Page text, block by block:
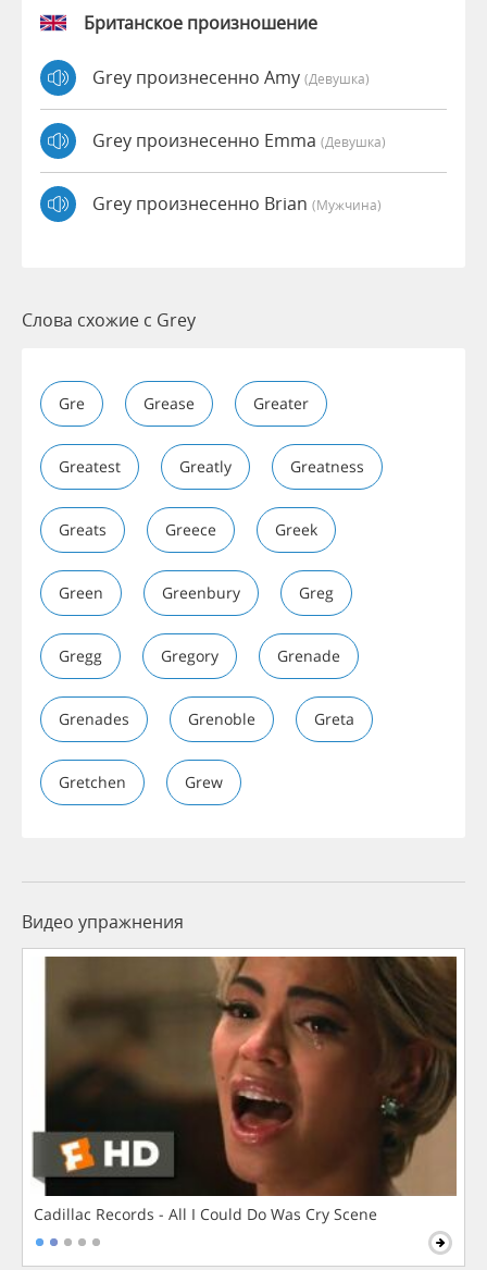
Британское произношение
Grey произнесенно Amy (девушка)
Grey произнесенно Emma (девушка)
Grey произнесенно Brian (мужчина)
Слова схожие с Grey
Gre Grease Greater
Greatest Greatly Greatness
Greats Greece Greek
Green Greenbury Greg
Gregg Gregory Grenade
Grenades Grenoble Greta
Gretchen Grew
Видео упражнения
Cadillac Records - All I Could Do Was Cry Scene